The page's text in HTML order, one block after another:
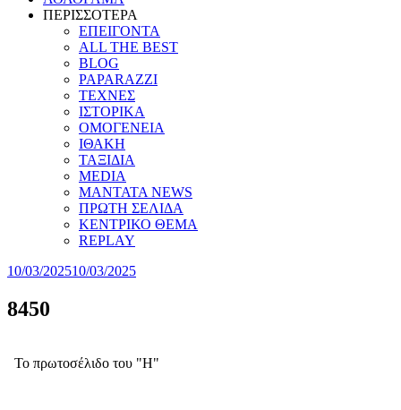
ΠΕΡΙΣΣΟΤΕΡΑ
ΕΠΕΙΓΟΝΤΑ
ALL THE BEST
BLOG
PAPARAZZI
ΤΕΧΝΕΣ
ΙΣΤΟΡΙΚΑ
ΟΜΟΓΕΝΕΙΑ
ΙΘΑΚΗ
ΤΑΞΙΔΙΑ
MEDIA
MANTATA NEWS
ΠΡΩΤΗ ΣΕΛΙΔΑ
ΚΕΝΤΡΙΚΟ ΘΕΜΑ
REPLAY
10/03/202510/03/2025
8450
Το πρωτοσέλιδο του "Η"